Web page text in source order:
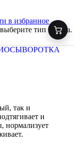
в избранное
тип товара.
так и
и
нормализует